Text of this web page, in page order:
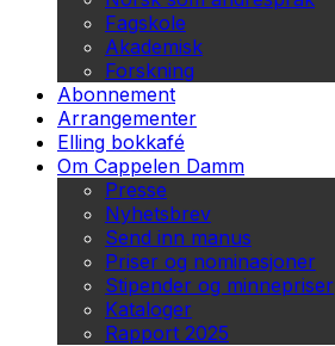
Fagskole
Akademisk
Forskning
Abonnement
Arrangementer
Elling bokkafé
Om Cappelen Damm
Presse
Nyhetsbrev
Send inn manus
Priser og nominasjoner
Stipender og minnepriser
Kataloger
Rapport 2025